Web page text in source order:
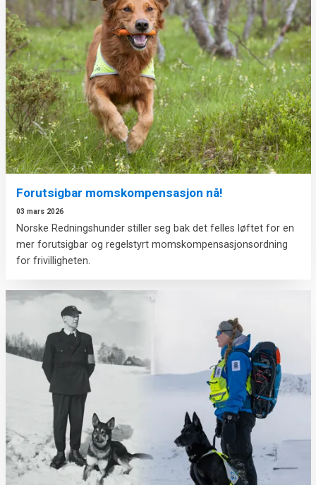
Forutsigbar momskompensasjon nå!
03 mars 2026
Norske Redningshunder stiller seg bak det felles løftet for en
mer forutsigbar og regelstyrt momskompensasjonsordning
for frivilligheten.